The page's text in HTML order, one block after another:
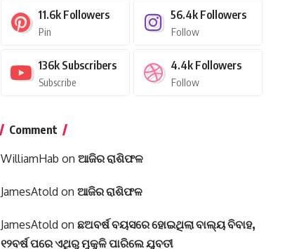
11.6k Followers
Pin
56.4k Followers
Follow
136k Subscribers
Subscribe
4.4k Followers
Follow
Comment
WilliamHab on ଆଜିର ରାଶିଫଳ
JamesAtold on ଆଜିର ରାଶିଫଳ
JamesAtold on ଛଅବର୍ଷ ବୟସରେ ହୋଇଥିଲା ବାଲ୍ୟ ବିବାହ,
୧୨ବର୍ଷ ପରେ ଏଥିରୁ ମୁକୁଳି ପାରିଲେ ଯୁବତୀ